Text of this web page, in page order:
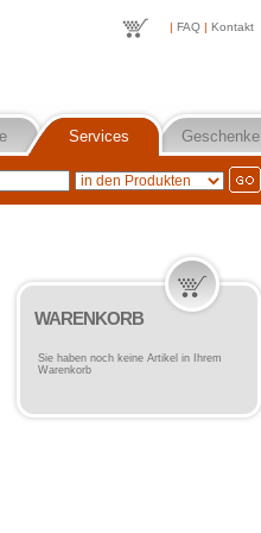
Services Geschenke
| FAQ| Kontakt
WARENKORB
Sie haben noch keine Artikel in Ihrem
Warenkorb